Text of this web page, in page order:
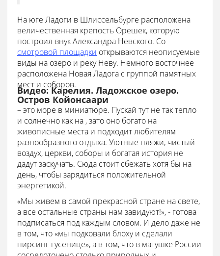
На юге Ладоги в Шлиссельбурге расположена
величественная крепость Орешек, которую
построил внук Александра Невского. Со
смотровой площадки открываются неописуемые
виды на озеро и реку Неву. Немного восточнее
расположена Новая Ладога с группой памятных
мест и соборов.
Видео: Карелия. Ладожское озеро.
Остров Койонсаари
– это море в миниатюре. Пускай тут не так тепло
и солнечно как на , зато оно богато на
живописные места и подходит любителям
разнообразного отдыха. Уютные пляжи, чистый
воздух, церкви, соборы и богатая история не
дадут заскучать. Сюда стоит сбежать хотя бы на
день, чтобы зарядиться положительной
энергетикой.
«Мы живем в самой прекрасной стране на свете,
а все остальные страны нам завидуют!», - готова
подписаться под каждым словом. И дело даже не
в том, что «мы подковали блоху и сделали
пирсинг гусенице», а в том, что в матушке России